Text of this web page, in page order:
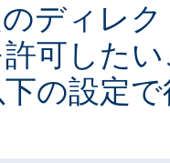
ディレ
可した
の設定